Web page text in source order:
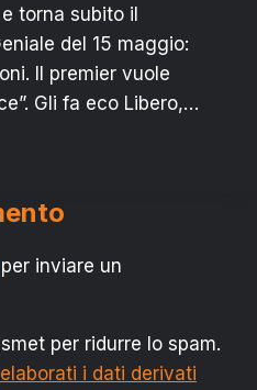
torna subito il
del 15 maggio:
Il premier vuole
Gli fa eco Libero,…
per inviare un
per ridurre lo spam.
i dati derivati